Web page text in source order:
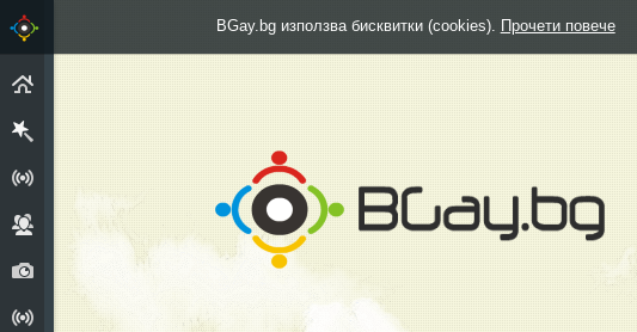
ГРУПИ
СНИМКИ
АНКЕТИ
BGay.bg използва бисквитки (cookies). Прочети повече